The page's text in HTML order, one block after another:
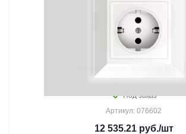
Кнопка авар. откл. на 1/4 об.
Под заказ
Артикул: 076602
12 535.21руб./шт